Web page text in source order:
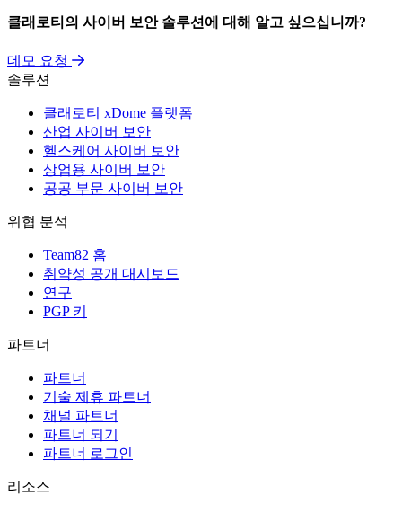
클래로티의 사이버 보안 솔루션에 대해 알고 싶으십니까?
데모 요청
솔루션
클래로티 xDome 플랫폼
산업 사이버 보안
헬스케어 사이버 보안
상업용 사이버 보안
공공 부문 사이버 보안
위협 분석
Team82 홈
취약성 공개 대시보드
연구
PGP 키
파트너
파트너
기술 제휴 파트너
채널 파트너
파트너 되기
파트너 로그인
리소스